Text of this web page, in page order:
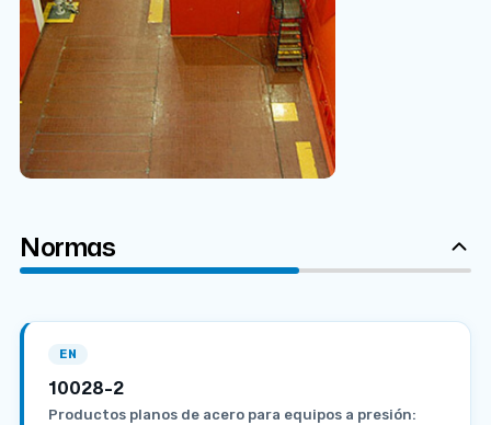
Normas
EN
10028-2
Productos planos de acero para equipos a presión: